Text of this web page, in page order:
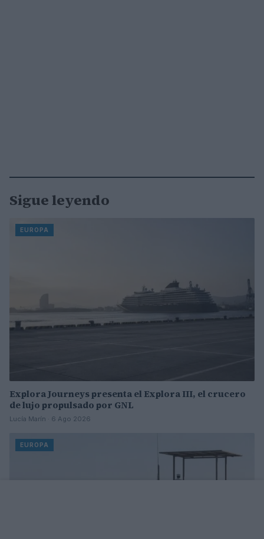
Sigue leyendo
EUROPA
Explora Journeys presenta el Explora III, el crucero
de lujo propulsado por GNL
Lucía Marín · 6 Ago 2026
EUROPA